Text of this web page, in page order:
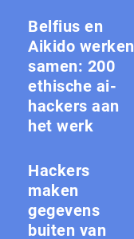
Belfius en
Aikido werken
samen: 200
ethische ai-
hackers aan
het werk
Hackers
maken
gegevens
buiten van